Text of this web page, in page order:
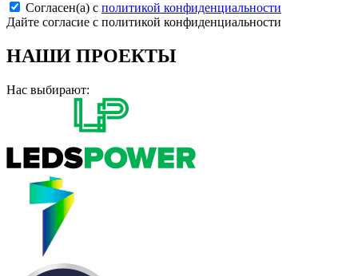
Согласен(а) с политикой конфиденциальности
Дайте согласие с политикой конфиденциальности
НАШИ ПРОЕКТЫ
Нас выбирают: